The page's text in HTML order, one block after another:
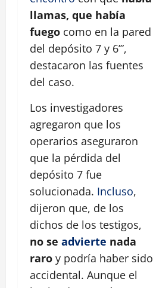
llamas, que había
fuego como en la pared
del depósito 7 y 6’”,
destacaron las fuentes
del caso.
Los investigadores
agregaron que los
operarios aseguraron
que la pérdida del
depósito 7 fue
solucionada. Incluso,
dijeron que, de los
dichos de los testigos,
no se advierte nada
raro y podría haber sido
accidental. Aunque el